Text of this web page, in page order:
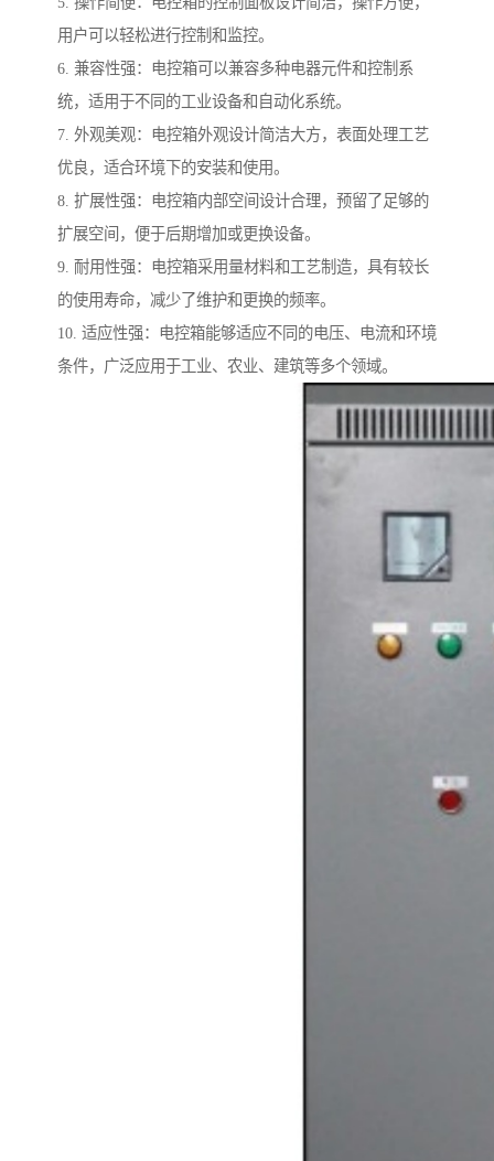
用户可以轻松进行控制和监控。
6. 兼容性强：电控箱可以兼容多种电器元件和控制系
统，适用于不同的工业设备和自动化系统。
7. 外观美观：电控箱外观设计简洁大方，表面处理工艺
优良，适合环境下的安装和使用。
8. 扩展性强：电控箱内部空间设计合理，预留了足够的
扩展空间，便于后期增加或更换设备。
9. 耐用性强：电控箱采用量材料和工艺制造，具有较长
的使用寿命，减少了维护和更换的频率。
10. 适应性强：电控箱能够适应不同的电压、电流和环境
条件，广泛应用于工业、农业、建筑等多个领域。